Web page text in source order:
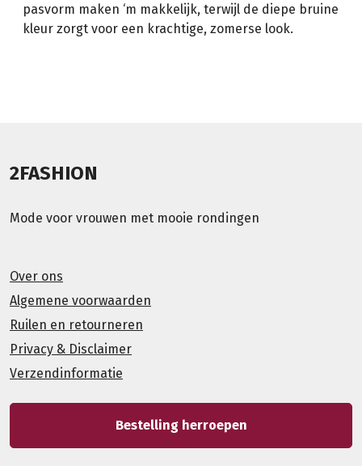
pasvorm maken ‘m makkelijk, terwijl de diepe bruine
kleur zorgt voor een krachtige, zomerse look.
2FASHION
Mode voor vrouwen met mooie rondingen
Over ons
Algemene voorwaarden
Ruilen en retourneren
Privacy & Disclaimer
Verzendinformatie
Bestelling herroepen